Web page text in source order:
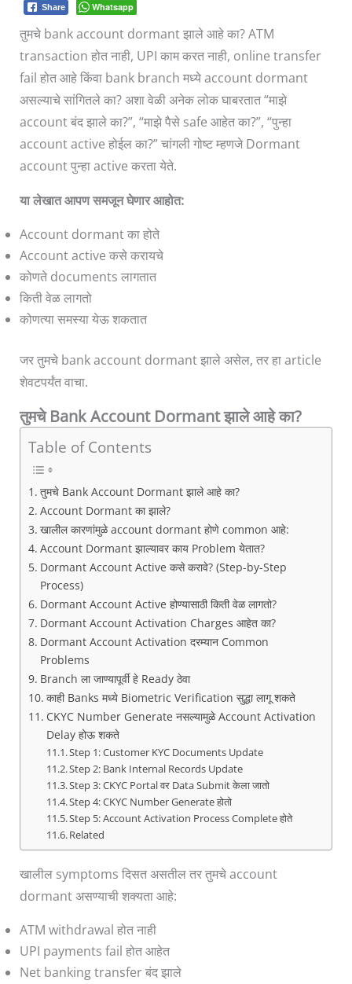
Share Whatsapp
तुमचे bank account dormant झाले आहे का? ATM
transaction होत नाही, UPI काम करत नाही, online transfer
fail होत आहे किंवा bank branch मध्ये account dormant
असल्याचे सांगितले का? अशा वेळी अनेक लोक घाबरतात “माझे
account बंद झाले का?”, “माझे पैसे safe आहेत का?”, “पुन्हा
account active होईल का?” चांगली गोष्ट म्हणजे Dormant
account पुन्हा active करता येते.
या लेखात आपण समजून घेणार आहोत:
Account dormant का होते
Account active कसे करायचे
कोणते documents लागतात
किती वेळ लागतो
कोणत्या समस्या येऊ शकतात
जर तुमचे bank account dormant झाले असेल, तर हा article
शेवटपर्यंत वाचा.
तुमचे Bank Account Dormant झाले आहे का?
Table of Contents
तुमचे Bank Account Dormant झाले आहे का?
Account Dormant का झाले?
खालील कारणांमुळे account dormant होणे common आहे:
Account Dormant झाल्यावर काय Problem येतात?
Dormant Account Active कसे करावे? (Step-by-Step
Process)
Dormant Account Active होण्यासाठी किती वेळ लागतो?
Dormant Account Activation Charges आहेत का?
Dormant Account Activation दरम्यान Common
Problems
Branch ला जाण्यापूर्वी हे Ready ठेवा
काही Banks मध्ये Biometric Verification सुद्धा लागू शकते
CKYC Number Generate नसल्यामुळे Account Activation
Delay होऊ शकते
Step 1: Customer KYC Documents Update
Step 2: Bank Internal Records Update
Step 3: CKYC Portal वर Data Submit केला जातो
Step 4: CKYC Number Generate होतो
Step 5: Account Activation Process Complete होते
Related
खालील symptoms दिसत असतील तर तुमचे account
dormant असण्याची शक्यता आहे:
ATM withdrawal होत नाही
UPI payments fail होत आहेत
Net banking transfer बंद झाले